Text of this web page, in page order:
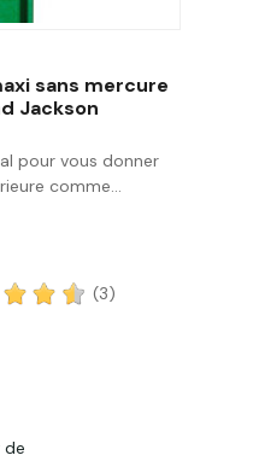
sans mercure
Jackson
pour vous donner
comme...
(3)
de